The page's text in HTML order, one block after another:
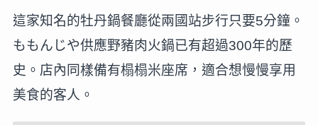
這家知名的牡丹鍋餐廳從兩國站步行只要5分鐘。
ももんじや供應野豬肉火鍋已有超過300年的歷
史。店內同樣備有榻榻米座席，適合想慢慢享用
美食的客人。